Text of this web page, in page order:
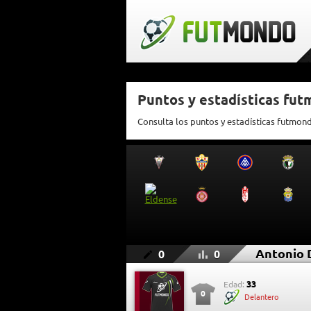
Puntos y estadísticas
Consulta los puntos y estadísticas
0 0 Antonio
0
Edad: 33
Delantero